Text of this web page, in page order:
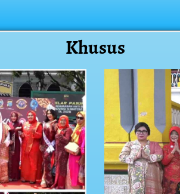
Khusus